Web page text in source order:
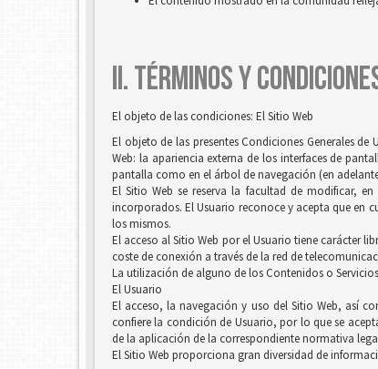
II. TÉRMINOS Y
El objeto de las condiciones: El Sitio Web
El objeto de las presentes Condiciones Generales
Web: la apariencia externa de los interfaces de
pantalla como en el árbol de navegación (en
El Sitio Web se reserva la facultad de modificar,
incorporados. El Usuario reconoce y acepta que en
los mismos.
El acceso al Sitio Web por el Usuario tiene carácter
coste de conexión a través de la red de
La utilización de alguno de los Contenidos o
El Usuario
El acceso, la navegación y uso del Sitio Web, así
confiere la condición de Usuario, por lo que se
de la aplicación de la correspondiente normativa
El Sitio Web proporciona gran diversidad de